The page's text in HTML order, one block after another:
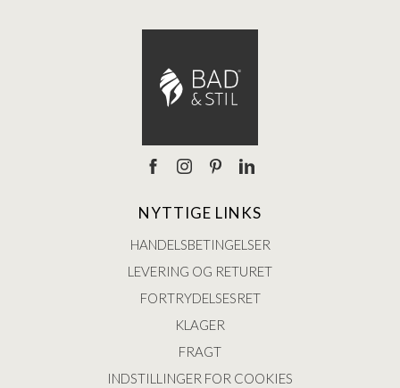
NYTTIGE LINKS
HANDELSBETINGELSER
LEVERING OG RETURET
FORTRYDELSESRET
KLAGER
FRAGT
INDSTILLINGER FOR COOKIES